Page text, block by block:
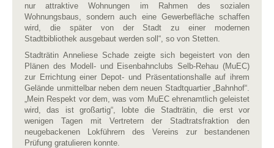
nur attraktive Wohnungen im Rahmen des sozialen
Wohnungsbaus, sondern auch eine Gewerbefläche schaffen
wird, die später von der Stadt zu einer modernen
Stadtbibliothek ausgebaut werden soll“, so von Stetten.
Stadträtin Anneliese Schade zeigte sich begeistert von den
Plänen des Modell- und Eisenbahnclubs Selb-Rehau (MuEC)
zur Errichtung einer Depot- und Präsentationshalle auf ihrem
Gelände unmittelbar neben dem neuen Stadtquartier „Bahnhof“.
„Mein Respekt vor dem, was vom MuEC ehrenamtlich geleistet
wird, das ist großartig“, lobte die Stadträtin, die erst vor
wenigen Tagen mit Vertretern der Stadtratsfraktion den
neugebackenen Lokführern des Vereins zur bestandenen
Prüfung gratulieren konnte.